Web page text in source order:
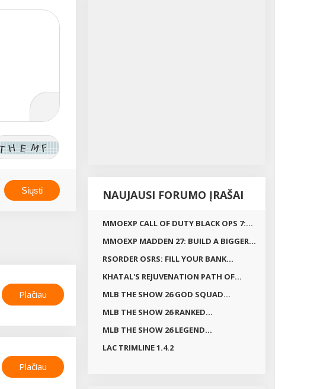
Plačiau
Plačiau
NAUJAUSI FORUMO ĮRAŠAI
MMOEXP CALL OF DUTY BLACK OPS 7:...
MMOEXP MADDEN 27: BUILD A BIGGER...
RSORDER OSRS: FILL YOUR BANK...
KHATAL'S REJUVENATION PATH OF...
MLB THE SHOW 26 GOD SQUAD...
MLB THE SHOW 26 RANKED...
MLB THE SHOW 26 LEGEND...
LAC TRIMLINE 1.4.2